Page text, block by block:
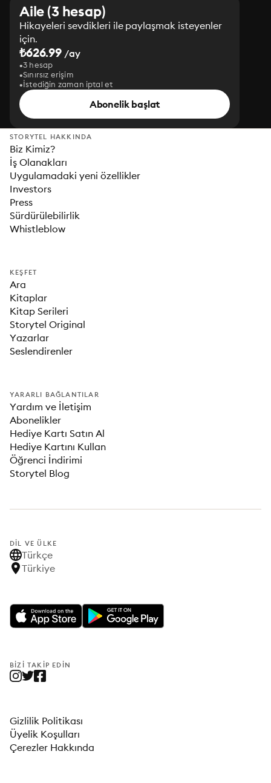
Aile (3 hesap)
Hikayeleri sevdikleri ile paylaşmak isteyenler
için.
₺626.99 /ay
3 hesap
Sınırsız erişim
İstediğin zaman iptal et
Abonelik başlat
STORYTEL HAKKINDA
Biz Kimiz?
İş Olanakları
Uygulamadaki yeni özellikler
Investors
Press
Sürdürülebilirlik
Whistleblow
KEŞFET
Ara
Kitaplar
Kitap Serileri
Storytel Original
Yazarlar
Seslendirenler
YARARLI BAĞLANTILAR
Yardım ve İletişim
Abonelikler
Hediye Kartı Satın Al
Hediye Kartını Kullan
Öğrenci İndirimi
Storytel Blog
DIL VE ÜLKE
Türkçe
Türkiye
BIZI TAKIP EDIN
Gizlilik Politikası
Üyelik Koşulları
Çerezler Hakkında